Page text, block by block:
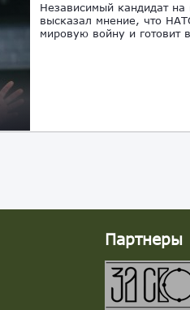
Независимый кандидат
высказал мнение, что
мировую войну и готовит
Партнеры